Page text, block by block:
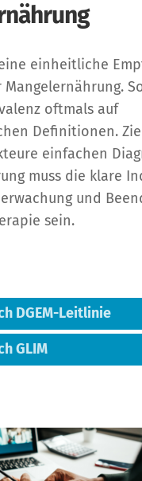
einheitliche
oftmals auf
Definitionen.
einfachen
muss die klare
und
sein.
DGEM-Leitlinie
der DGEM-Leitlinie
Kriterien definiert:
GLIM
Leadership Initiative
Konsens11der
eine